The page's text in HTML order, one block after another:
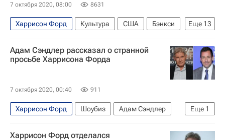
7 октября 2020, 08:00 8631
Еще 13
Харрисон Форд Культура США
Бэнкси
Сарик Андреасян
Чукотка
Кристина Асмус
Дмитрий Нагиев
Фрида Кало
Знаменитости
Юрий Стоянов
Властелин колец
что посмотреть
фильмы недели Кино
Адам Сэндлер рассказал о странной
просьбе Харрисона Форда
7 октября 2020, 00:40 911
Еще 1
Харрисон Форд Шоубиз
Адам Сэндлер
Новости культуры
Харрисон Форд отделался